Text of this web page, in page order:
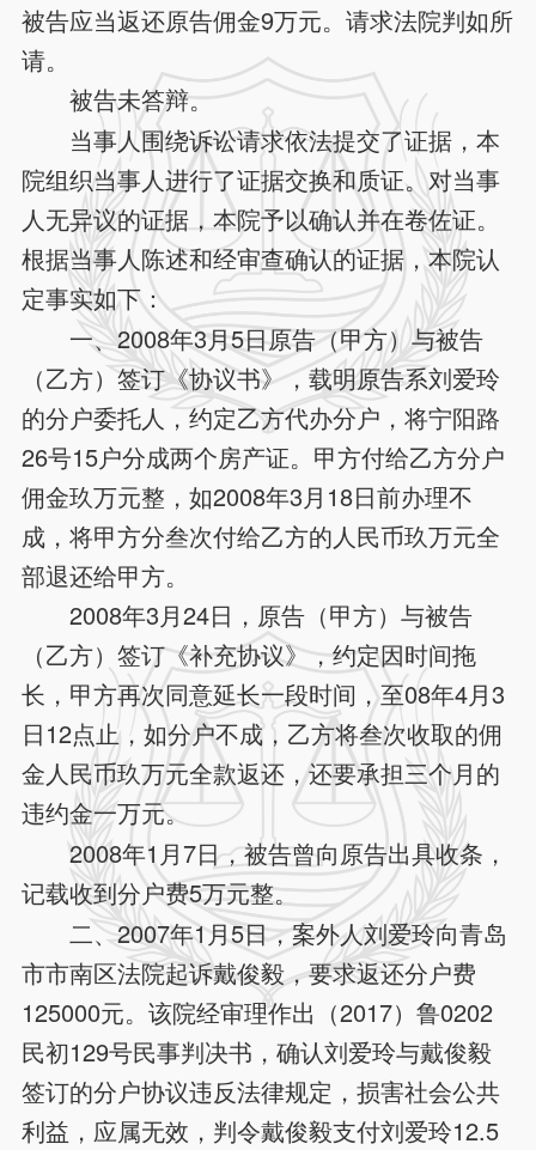
被告应当返还原告佣金9万元。请求法院判如所
请。
被告未答辩。
当事人围绕诉讼请求依法提交了证据，本
院组织当事人进行了证据交换和质证。对当事
人无异议的证据，本院予以确认并在卷佐证。
根据当事人陈述和经审查确认的证据，本院认
定事实如下：
一、2008年3月5日原告（甲方）与被告
（乙方）签订《协议书》，载明原告系刘爱玲
的分户委托人，约定乙方代办分户，将宁阳路
26号15户分成两个房产证。甲方付给乙方分户
佣金玖万元整，如2008年3月18日前办理不
成，将甲方分叁次付给乙方的人民币玖万元全
部退还给甲方。
2008年3月24日，原告（甲方）与被告
（乙方）签订《补充协议》，约定因时间拖
长，甲方再次同意延长一段时间，至08年4月3
日12点止，如分户不成，乙方将叁次收取的佣
金人民币玖万元全款返还，还要承担三个月的
违约金一万元。
2008年1月7日，被告曾向原告出具收条，
记载收到分户费5万元整。
二、2007年1月5日，案外人刘爱玲向青岛
市市南区法院起诉戴俊毅，要求返还分户费
125000元。该院经审理作出（2017）鲁0202
民初129号民事判决书，确认刘爱玲与戴俊毅
签订的分户协议违反法律规定，损害社会公共
利益，应属无效，判令戴俊毅支付刘爱玲12.5